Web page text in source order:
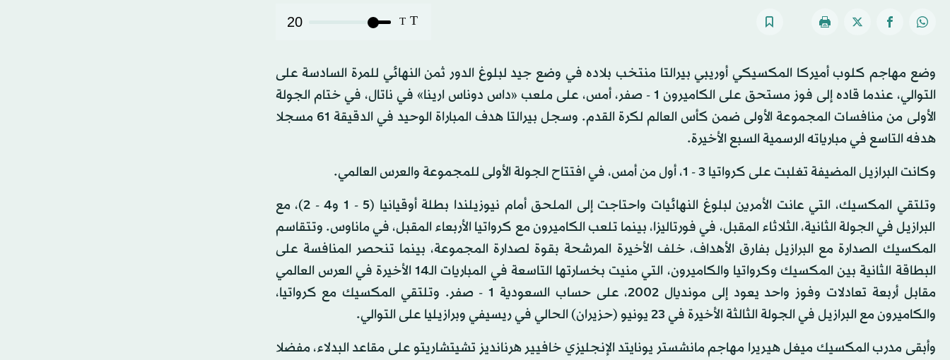
T
T
20
وضع مهاجم كلوب أميركا المكسيكي أوريبي بيرالتا منتخب بلاده في وضع جيد لبلوغ الدور ثمن النهائي للمرة السادسة على
التوالي، عندما قاده إلى فوز مستحق على الكاميرون 1 - صفر، أمس، على ملعب «داس دوناس ارينا» في ناتال، في ختام الجولة
الأولى من منافسات المجموعة الأولى ضمن كأس العالم لكرة القدم. وسجل بيرالتا هدف المباراة الوحيد في الدقيقة 61 مسجلا
هدفه التاسع في مبارياته الرسمية السبع الأخيرة.
وكانت البرازيل المضيفة تغلبت على كرواتيا 3 - 1، أول من أمس، في افتتاح الجولة الأولى للمجموعة والعرس العالمي.
وتلتقي المكسيك، التي عانت الأمرين لبلوغ النهائيات واحتاجت إلى الملحق أمام نيوزيلندا بطلة أوقيانيا (5 - 1 و4 - 2)، مع
البرازيل في الجولة الثانية، الثلاثاء المقبل، في فورتاليزا، بينما تلعب الكاميرون مع كرواتيا الأربعاء المقبل، في ماناوس. وتتقاسم
المكسيك الصدارة مع البرازيل بفارق الأهداف، خلف الأخيرة المرشحة بقوة لصدارة المجموعة، بينما تنحصر المنافسة على
البطاقة الثانية بين المكسيك وكرواتيا والكاميرون، التي منيت بخسارتها التاسعة في المباريات الـ14 الأخيرة في العرس العالمي
مقابل أربعة تعادلات وفوز واحد يعود إلى مونديال 2002، على حساب السعودية 1 - صفر. وتلتقي المكسيك مع كرواتيا،
والكاميرون مع البرازيل في الجولة الثالثة الأخيرة في 23 يونيو (حزيران) الحالي في ريسيفي وبرازيليا على التوالي.
وأبقى مدرب المكسيك ميغل هيريرا مهاجم مانشستر يونايتد الإنجليزي خافيير هرنانديز تشيتشاريتو على مقاعد البدلاء، مفضلا